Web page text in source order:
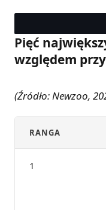
Pięć
względem
(Źródło: Newzoo,
RANGA
1